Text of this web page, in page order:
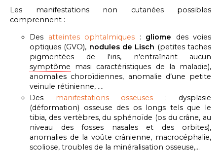
Les manifestations non cutanées possibles
comprennent :
Des atteintes ophtalmiques : gliome des voies
optiques (GVO), nodules de Lisch (petites taches
pigmentées de l'iris, n'entraînant aucun
symptôme masi caractéristiques de la maladie),
anomalies choroïdiennes, anomalie d’une petite
veinule rétinienne, ….
Des manifestations osseuses : dysplasie
(déformation) osseuse des os longs tels que le
tibia, des vertèbres, du sphénoïde (os du crâne, au
niveau des fosses nasales et des orbites),
anomalies de la voûte crânienne, macrocéphalie,
scoliose, troubles de la minéralisation osseuse,…